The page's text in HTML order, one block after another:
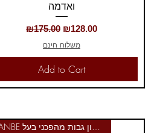
ואדמה
Regular Price
₪175.00 Sale Price
₪128.00
משלוח חינם
Add to Cart